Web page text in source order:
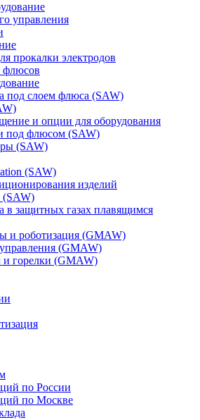
управления
прокалки электродов
флюсов
под слоем флюса (SAW)
и опции для оборудования
под флюсом (SAW)
(SAW)
(SAW)
изделий
(SAW)
в защитных газах плавящимся
и роботизация (GMAW)
(GMAW)
горелки (GMAW)
по России
по Москве